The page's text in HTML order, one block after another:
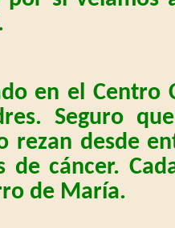
en el Centro
Seguro
rezan desde
de cáncer.
de María.